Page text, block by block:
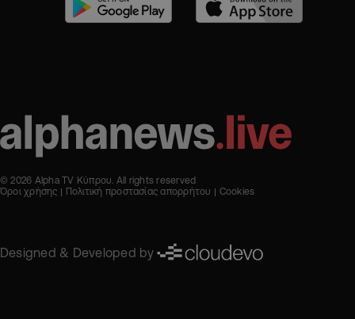
© 2026 Alpha TV Κύπρου. All rights reserved
Όροι χρήσης
Πολιτική προστασίας απορρήτου Cookies
Designed & Developed by